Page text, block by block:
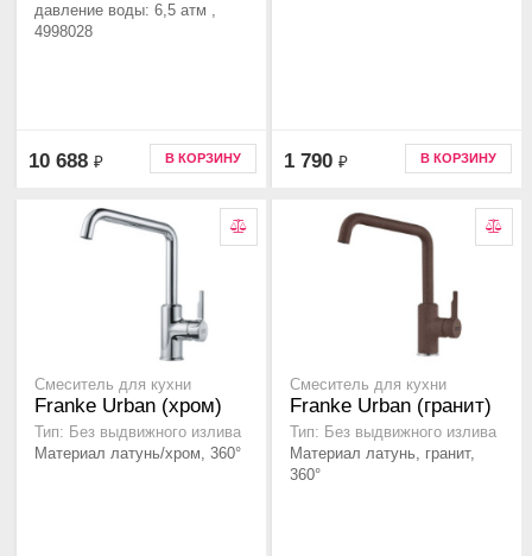
давление воды: 6,5 атм ,
4998028
10 688 ₽ В КОРЗИНУ 1 790 ₽ В КОРЗИНУ
Смеситель для кухни
Franke Urban (хром)
Тип: Без выдвижного излива
Материал латунь/хром, 360°
Смеситель для кухни
Franke Urban (гранит)
Тип: Без выдвижного излива
Материал латунь, гранит,
360°